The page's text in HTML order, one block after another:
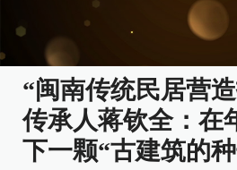
“闽南传统民居营
传承人蒋钦全：在
下一颗“古建筑的